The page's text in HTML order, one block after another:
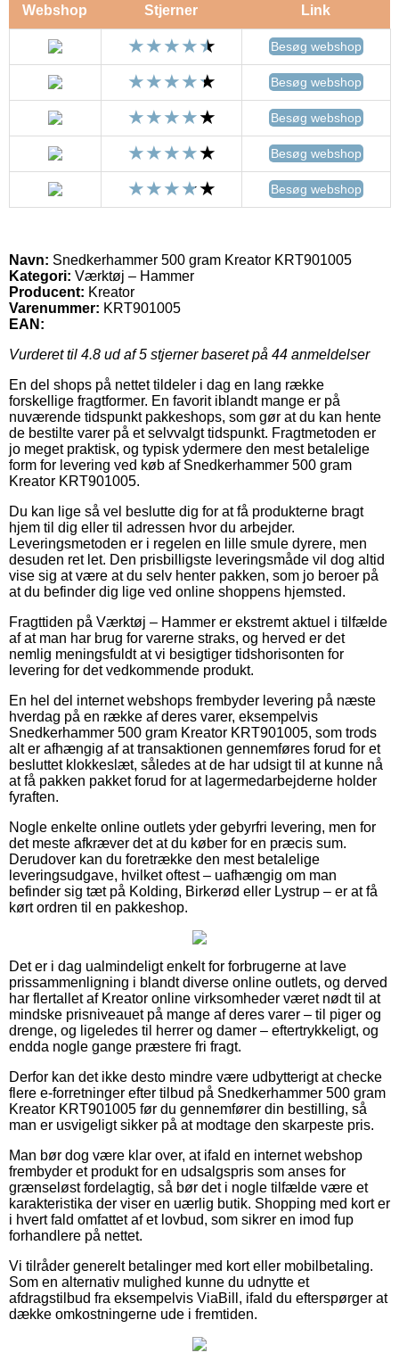
Webshop Stjerner Link
Besøg webshop
Besøg webshop
Besøg webshop
Besøg webshop
Besøg webshop
Navn: Snedkerhammer 500 gram Kreator KRT901005
Kategori: Værktøj – Hammer
Producent: Kreator
Varenummer: KRT901005
EAN:
Vurderet til 4.8 ud af 5 stjerner baseret på 44 anmeldelser
En del shops på nettet tildeler i dag en lang række
forskellige fragtformer. En favorit iblandt mange er på
nuværende tidspunkt pakkeshops, som gør at du kan hente
de bestilte varer på et selvvalgt tidspunkt. Fragtmetoden er
jo meget praktisk, og typisk ydermere den mest betalelige
form for levering ved køb af Snedkerhammer 500 gram
Kreator KRT901005.
Du kan lige så vel beslutte dig for at få produkterne bragt
hjem til dig eller til adressen hvor du arbejder.
Leveringsmetoden er i regelen en lille smule dyrere, men
desuden ret let. Den prisbilligste leveringsmåde vil dog altid
vise sig at være at du selv henter pakken, som jo beroer på
at du befinder dig lige ved online shoppens hjemsted.
Fragttiden på Værktøj – Hammer er ekstremt aktuel i tilfælde
af at man har brug for varerne straks, og herved er det
nemlig meningsfuldt at vi besigtiger tidshorisonten for
levering for det vedkommende produkt.
En hel del internet webshops frembyder levering på næste
hverdag på en række af deres varer, eksempelvis
Snedkerhammer 500 gram Kreator KRT901005, som trods
alt er afhængig af at transaktionen gennemføres forud for et
besluttet klokkeslæt, således at de har udsigt til at kunne nå
at få pakken pakket forud for at lagermedarbejderne holder
fyraften.
Nogle enkelte online outlets yder gebyrfri levering, men for
det meste afkræver det at du køber for en præcis sum.
Derudover kan du foretrække den mest betalelige
leveringsudgave, hvilket oftest – uafhængig om man
befinder sig tæt på Kolding, Birkerød eller Lystrup – er at få
kørt ordren til en pakkeshop.
Det er i dag ualmindeligt enkelt for forbrugerne at lave
prissammenligning i blandt diverse online outlets, og derved
har flertallet af Kreator online virksomheder været nødt til at
mindske prisniveauet på mange af deres varer – til piger og
drenge, og ligeledes til herrer og damer – eftertrykkeligt, og
endda nogle gange præstere fri fragt.
Derfor kan det ikke desto mindre være udbytterigt at checke
flere e-forretninger efter tilbud på Snedkerhammer 500 gram
Kreator KRT901005 før du gennemfører din bestilling, så
man er usvigeligt sikker på at modtage den skarpeste pris.
Man bør dog være klar over, at ifald en internet webshop
frembyder et produkt for en udsalgspris som anses for
grænseløst fordelagtig, så bør det i nogle tilfælde være et
karakteristika der viser en uærlig butik. Shopping med kort er
i hvert fald omfattet af et lovbud, som sikrer en imod fup
forhandlere på nettet.
Vi tilråder generelt betalinger med kort eller mobilbetaling.
Som en alternativ mulighed kunne du udnytte et
afdragstilbud fra eksempelvis ViaBill, ifald du efterspørger at
dække omkostningerne ude i fremtiden.